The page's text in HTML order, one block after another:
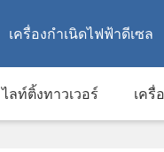
เครื่องกำเนิดไฟฟ้าดีเซล
ไลท์ติ้งทาวเวอร์ เครื่